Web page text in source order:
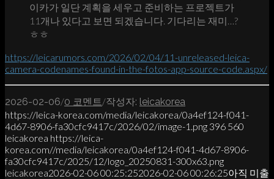
이카가 일단 계획을 세우고 준비하는 프로젝트가
11개나 있다고 보면 되겠습니다. 기다리는 재미…?
ㅎㅎ
https://leicarumors.com/2026/02/04/11-unreleased-leica-
camera-codenames-found-in-the-fotos-app-source-code.aspx/
2026-02-06/0 코멘트 /작성자: leicakorea
https://leica-korea.com/media/leicakorea/0a4ef124-f041-
4d67-8906-fa30cfc9417c/2026/02/image-1.png 396 560
leicakorea https://leica-
korea.com//media/leicakorea/0a4ef124-f041-4d67-8906-
fa30cfc9417c/2025/12/logo_20250831-300x63.png
leicakorea2026-02-06 00:25:252026-02-06 00:26:25아직 미출